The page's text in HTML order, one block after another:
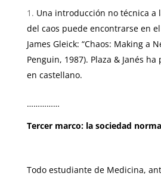
Una introducción no técnica a
del caos puede encon­trarse en
James Gleick: “Chaos: Making a
Penguin, 1987). Plaza & Janés
en castellano.
……………
Tercer marco: la sociedad
Todo estudiante de Medicina,